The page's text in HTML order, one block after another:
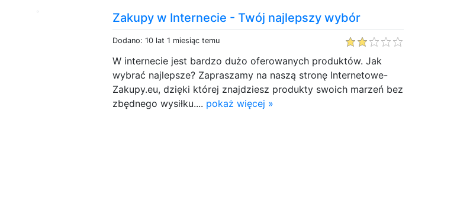
Zakupy w Internecie - Twój najlepszy wybór
Dodano: 10 lat 1 miesiąc temu
W internecie jest bardzo dużo oferowanych produktów. Jak
wybrać najlepsze? Zapraszamy na naszą stronę Internetowe-
Zakupy.eu, dzięki której znajdziesz produkty swoich marzeń bez
zbędnego wysiłku.... pokaż więcej »